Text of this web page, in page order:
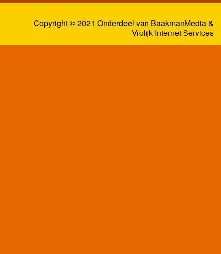
Copyright © 2021 Onderdeel van BaakmanMedia&
Vrolijk Internet Services